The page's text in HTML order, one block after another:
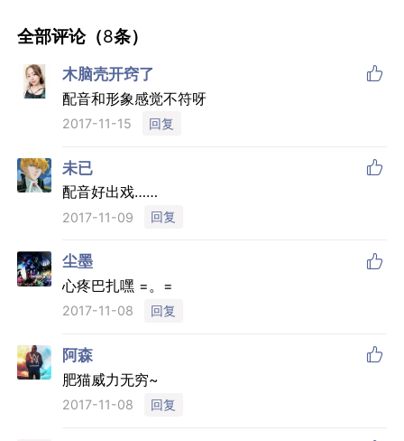
全部评论（8条）
木脑壳开窍了 
配音和形象感觉不符呀
2017-11-15 回复
未已 
配音好出戏……
2017-11-09 回复
尘墨 
心疼巴扎嘿 =。=
2017-11-08 回复
阿森 
肥猫威力无穷~
2017-11-08 回复